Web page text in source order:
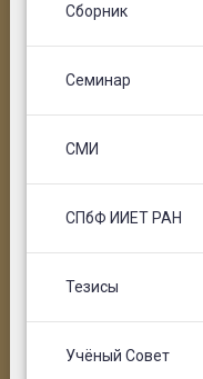
Сборник
Семинар
СМИ
СПбФ ИИЕТ РАН
Тезисы
Учёный Совет